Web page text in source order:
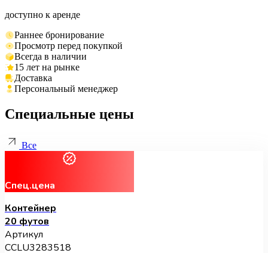
доступно к аренде
Раннее бронирование
Просмотр перед покупкой
Всегда в наличии
15 лет на рынке
Доставка
Персональный менеджер
Специальные цены
Все
Спец.цена
Контейнер
20 футов
Артикул
CCLU3283518